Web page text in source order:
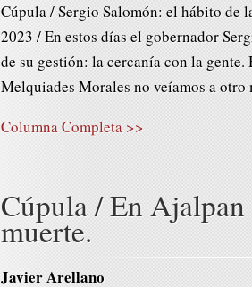
Cúpula / Sergio Salomón: el hábito de
2023 / En estos días el gobernador
de su gestión: la cercanía con la gente.
Melquiades Morales no veíamos a
Columna Completa >>
Cúpula / En
muerte.
Javier Arellano